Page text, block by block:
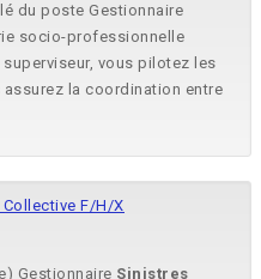
du poste Gestionnaire
socio-professionnelle
vous pilotez les
assurez la coordination entre
F/H/X
Gestionnaire Sinistres